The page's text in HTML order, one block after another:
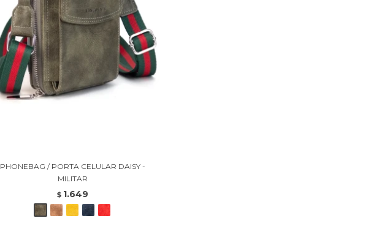
PHONEBAG / PORTA CELULAR DAISY -
MILITAR
$ 1.649